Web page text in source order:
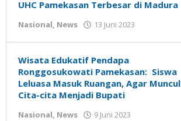
UHC Pamekasan Terbesar di Madura
Nasional, News 13 Juni 2023
Susanto
Wisata Edukatif Pendapa
Ronggosukowati Pamekasan: Siswa
Leluasa Masuk Ruangan, Agar Muncul
Cita-cita Menjadi Bupati
Nasional, News 9 Juni 2023